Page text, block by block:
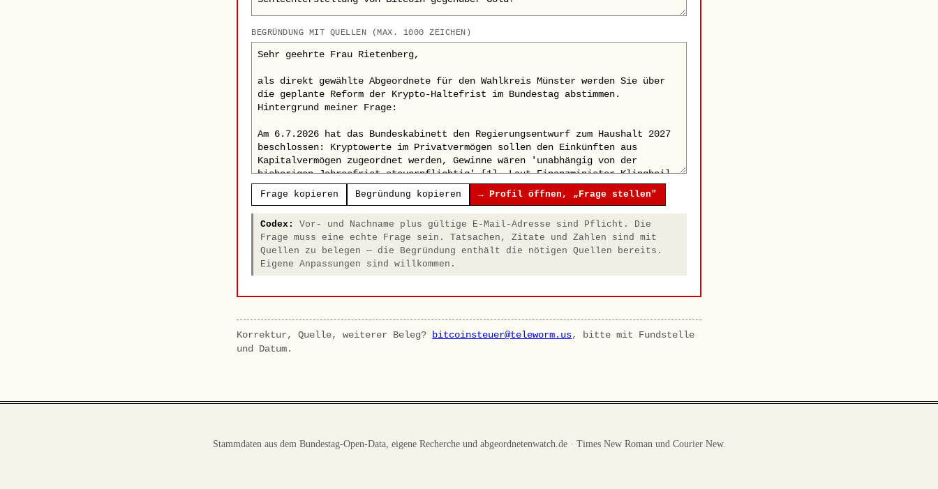
BEGRÜNDUNG MIT QUELLEN (MAX. 1000 ZEICHEN)
Frage kopieren Begründung kopieren → Profil öffnen, „Frage stellen"
Codex:
Vor- und Nachname plus gültige E-Mail-Adresse sind Pflicht. Die
Frage muss eine echte Frage sein. Tatsachen, Zitate und Zahlen sind mit
Quellen zu belegen — die Begründung enthält die nötigen Quellen bereits.
Eigene Anpassungen sind willkommen.
Korrektur, Quelle, weiterer Beleg? bitcoinsteuer@teleworm.us, bitte mit Fundstelle
und Datum.
Stammdaten aus dem Bundestag-Open-Data, eigene Recherche und abgeordnetenwatch.de · Times New Roman und Courier New.